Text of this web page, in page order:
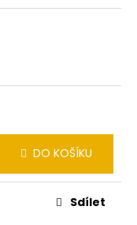
DO KOŠÍKU
Sdílet